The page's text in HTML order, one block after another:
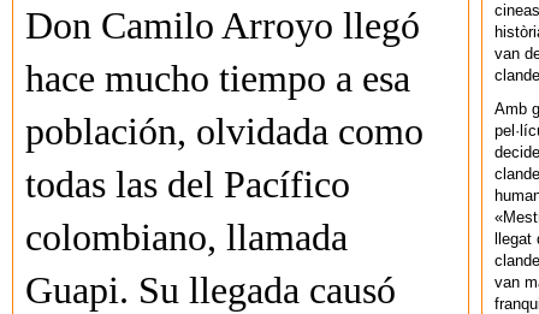
Don Camilo Arroyo llegó
hace mucho tiempo a esa
población, olvidada como
todas las del Pacífico
colombiano, llamada
Guapi. Su llegada causó
van
Amb
van